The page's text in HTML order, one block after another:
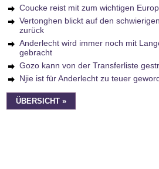
Coucke reist mit zum wichtigen
Vertonghen blickt auf den
zurück
Anderlecht wird immer noch mit
gebracht
Gozo kann von der Transferliste
Njie ist für Anderlecht zu teuer
ÜBERSICHT »